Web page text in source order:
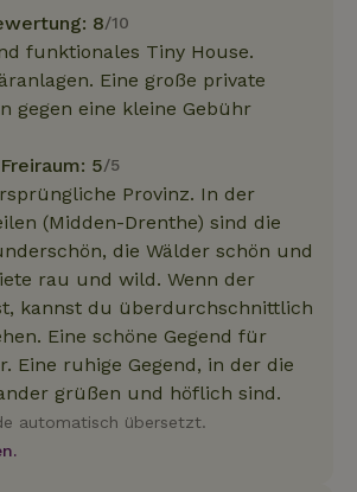
8/10
funktionales Tiny House.
Eine große private
gegen eine kleine Gebühr
5/5
Provinz. In der
(Midden-Drenthe) sind die
die Wälder schön und
rau und wild. Wenn der
kannst du überdurchschnittlich
Eine schöne Gegend für
Eine ruhige Gegend, in der die
grüßen und höflich sind.
automatisch übersetzt.